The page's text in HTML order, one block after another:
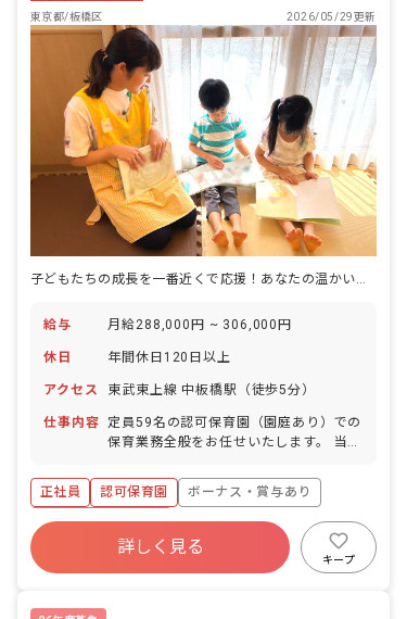
東京都/板橋区
2026/05/29更新
子どもたちの成長を一番近くで応援！あなたの温かい心が輝く場所がここに。
給与 月給288,000円 ~ 306,000円
休日 年間休日120日以上
アクセス 東武東上線 中板橋駅（徒歩5分）
仕事内容
定員59名の認可保育園（園庭あり）での
保育業務全般をお任せいたします。 当園
育」が魅力です。 「あたたかい空間「い
え」が人を育てる」を合言葉に、子ども
たち一人ひとりに寄り添い、主体性を育
む「コーナー保育」などを取り入れた保
正社員 認可保育園
ボーナス・賞与あり
年間休日120日以上
寮・住宅・家賃補助あり
社会保険完備
残業少なめ
詳しく見る
キープ